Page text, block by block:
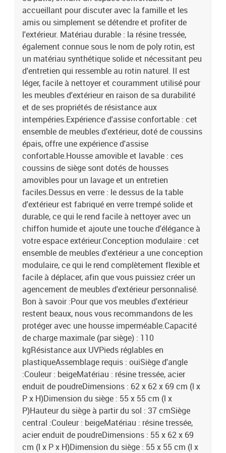
H)Coussin :Couleur : blanc crèmeMatériau de la couverture : tissu
(100 % polyester)Matériau de remplissage du coussin de siège :
mousseMatériau de remplissage du coussin de dossier : fibre de
cotonDimensions du coussin de siège : 55 x 55 x 3 cm (l x P x
é)Dimensions du coussin de dossier : 55 x 45 x 13 cm (L x l x é) La
livraison contient :1 x table de jardin1 x tabouret de jardin2 x siège
d'angle2 x siège central6 x coussin de dossier5 x coussin de siège
avec housse amovible et lavable
accueillant pour discuter avec la famille et les
amis ou simplement se détendre et profiter de
l'extérieur. Matériau durable : la résine tressée,
également connue sous le nom de poly rotin, est
un matériau synthétique solide et nécessitant peu
d'entretien qui ressemble au rotin naturel. Il est
léger, facile à nettoyer et couramment utilisé pour
les meubles d'extérieur en raison de sa durabilité
et de ses propriétés de résistance aux
intempéries.Expérience d'assise confortable : cet
ensemble de meubles d'extérieur, doté de coussins
épais, offre une expérience d'assise
confortable.Housse amovible et lavable : ces
coussins de siège sont dotés de housses
amovibles pour un lavage et un entretien
faciles.Dessus en verre : le dessus de la table
d'extérieur est fabriqué en verre trempé solide et
durable, ce qui le rend facile à nettoyer avec un
chiffon humide et ajoute une touche d'élégance à
votre espace extérieur.Conception modulaire : cet
ensemble de meubles d'extérieur a une conception
modulaire, ce qui le rend complètement flexible et
facile à déplacer, afin que vous puissiez créer un
agencement de meubles d'extérieur personnalisé.
Bon à savoir :Pour que vos meubles d'extérieur
restent beaux, nous vous recommandons de les
protéger avec une housse imperméable.Capacité
de charge maximale (par siège) : 110
kgRésistance aux UVPieds réglables en
plastiqueAssemblage requis : ouiSiège d'angle
:Couleur : beigeMatériau : résine tressée, acier
enduit de poudreDimensions : 62 x 62 x 69 cm (l x
P x H)Dimension du siège : 55 x 55 cm (l x
P)Hauteur du siège à partir du sol : 37 cmSiège
central :Couleur : beigeMatériau : résine tressée,
acier enduit de poudreDimensions : 55 x 62 x 69
cm (l x P x H)Dimension du siège : 55 x 55 cm (l x